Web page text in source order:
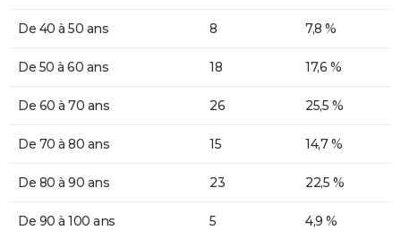
De 40 à 50 ans 8 7,8 %
De 50 à 60 ans 18 17,6 %
De 60 à 70 ans 26 25,5 %
De 70 à 80 ans 15 14,7 %
De 80 à 90 ans 23 22,5 %
De 90 à 100 ans 5 4,9 %